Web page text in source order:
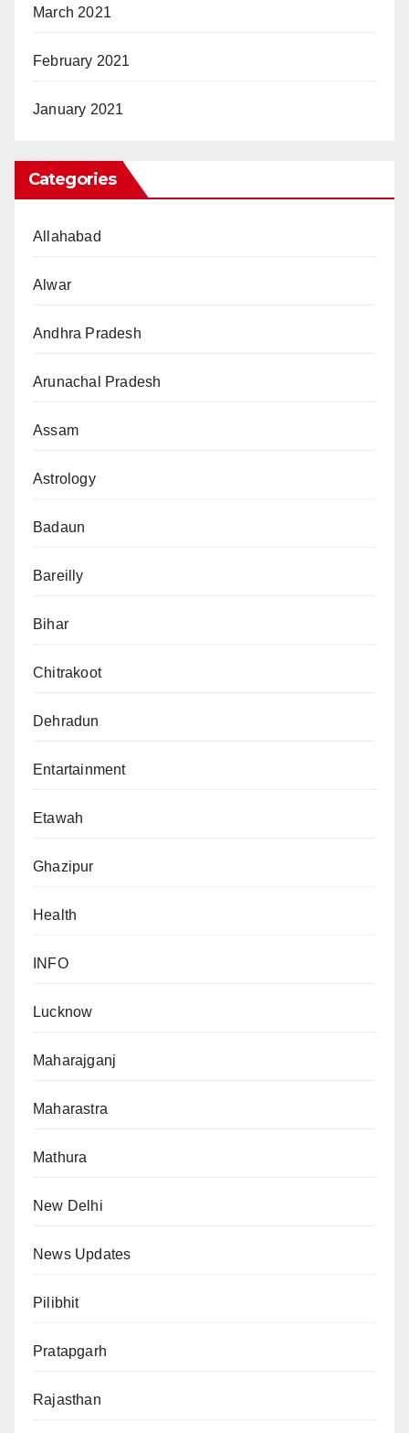
March 2021
February 2021
January 2021
Categories
Allahabad
Alwar
Andhra Pradesh
Arunachal Pradesh
Assam
Astrology
Badaun
Bareilly
Bihar
Chitrakoot
Dehradun
Entartainment
Etawah
Ghazipur
Health
INFO
Lucknow
Maharajganj
Maharastra
Mathura
New Delhi
News Updates
Pilibhit
Pratapgarh
Rajasthan